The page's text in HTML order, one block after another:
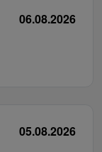
06.08.2026
05.08.2026